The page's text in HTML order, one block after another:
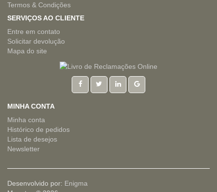
Termos & Condições
SERVIÇOS AO CLIENTE
Entre em contato
Solicitar devolução
Mapa do site
MINHA CONTA
Minha conta
Histórico de pedidos
Lista de desejos
Newsletter
Desenvolvido por: Enigma